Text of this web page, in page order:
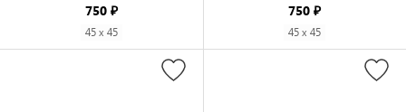
750 ₽
45 x 45
750 ₽
45 x 45